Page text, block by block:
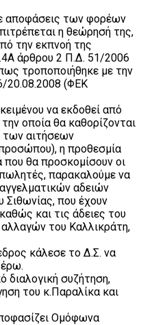
αποφάσεις των φορέων
η θεώρησή της,
την εκπνοή της
άρθρου 2 Π.Δ. 51/2006
τροποποιήθηκε με την
20.08.2008 (ΦΕΚ
να εκδοθεί από
οποία θα καθορίζονται
των αιτήσεων
η προθεσμία
που θα προσκομίσουν οι
παρακαλούμε να
αδειών
που έχουν
και τις άδειες του
του Καλλικράτη,
κάλεσε το Δ.Σ. να
διαλογική συζήτηση,
του κ.Παραλίκα και